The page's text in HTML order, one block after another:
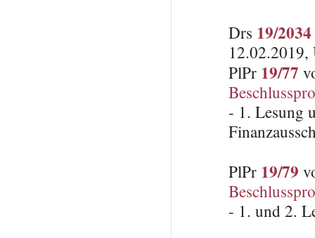
Drs 19/2034
12.02.2019,
PlPr 19/77
- 1. Lesung
PlPr 19/79
- 1. und 2.